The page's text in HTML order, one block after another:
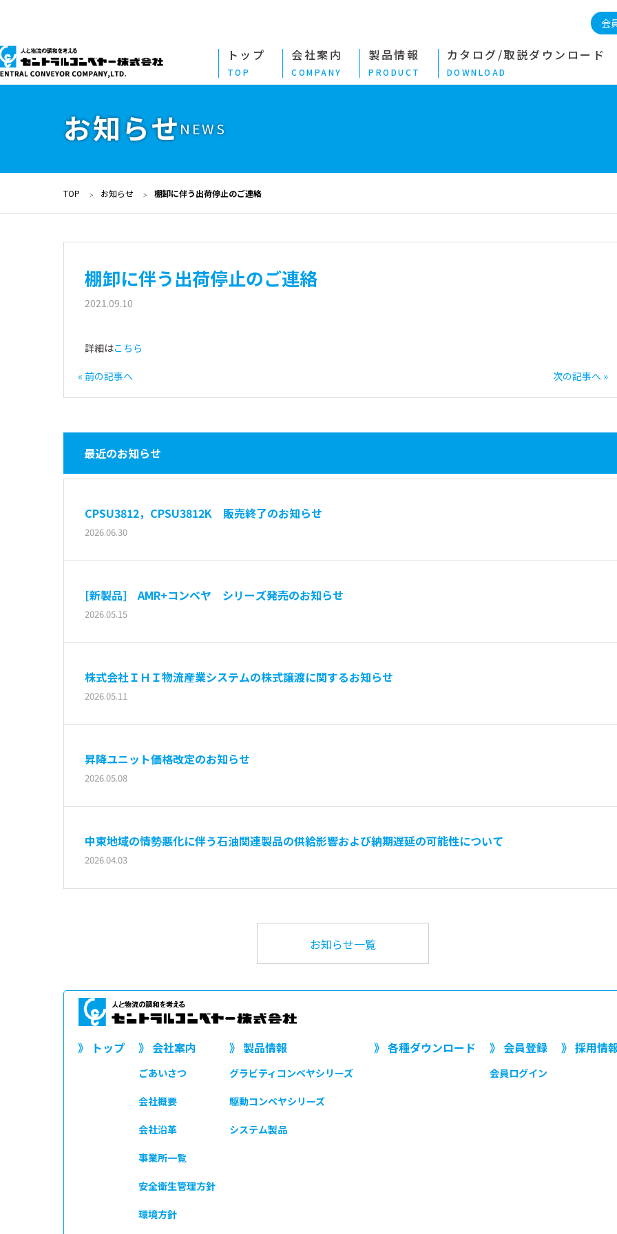
トップ
TOP
会社案内
COMPANY
製品情報
PRODUCT
カタログ/取説ダウンロード
DOWNLOAD
会
お知らせNEWS
TOP お知らせ 棚卸に伴う出荷停止のご連絡
棚卸に伴う出荷停止のご連絡
2021.09.10
詳細はこちら
« 前の記事へ 次の記事へ »
最近のお知らせ
CPSU3812，CPSU3812K 販売終了のお知らせ
2026.06.30
[新製品] AMR+コンベヤ シリーズ発売のお知らせ
2026.05.15
株式会社ＩＨＩ物流産業システムの株式譲渡に関するお知らせ
2026.05.11
昇降ユニット価格改定のお知らせ
2026.05.08
中東地域の情勢悪化に伴う石油関連製品の供給影響および納期遅延の可能性について
2026.04.03
お知らせ一覧
》 トップ 》 会社案内
ごあいさつ
会社概要
会社沿革
事業所一覧
安全衛生管理方針
環境方針
》 製品情報
グラビティコンベヤシリーズ
駆動コンベヤシリーズ
システム製品
》 各種ダウンロード 》 会員登録
会員ログイン
》 採用情